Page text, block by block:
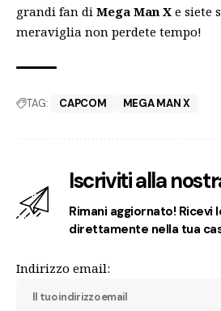
grandi fan di Mega Man X e siete
meraviglia non perdete tempo!
TAG: CAPCOM MEGA MAN X
Iscriviti alla
Rimani aggiornato! Ricevi
direttamente nella tua
Indirizzo email: